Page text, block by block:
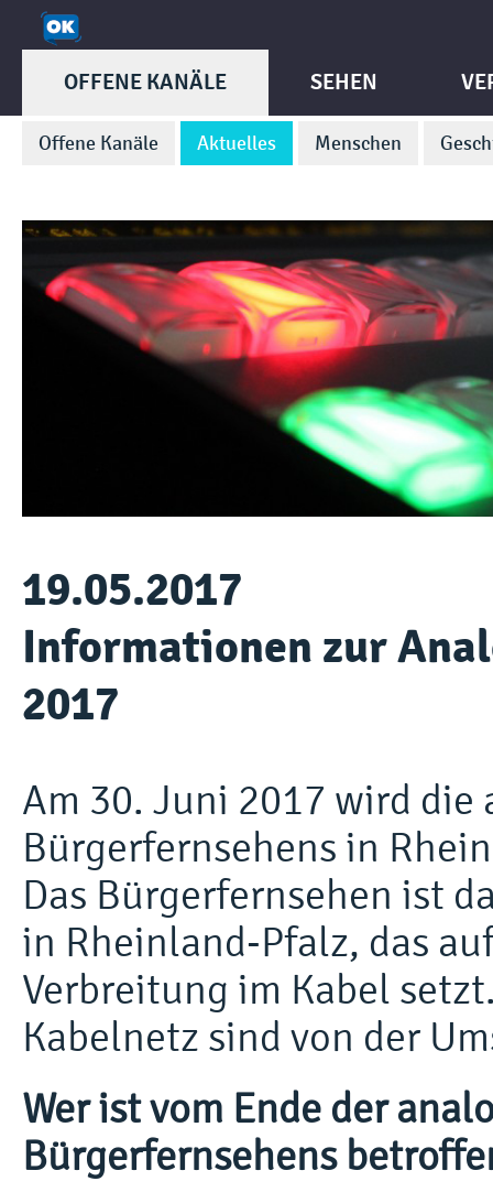
OFFENE KANÄLE
Offene Kanäle Aktuelles Menschen
SEHEN
19.05.2017
Informationen zur
2017
Am 30. Juni 2017 wird
Bürgerfernsehens in
Das Bürgerfernsehen ist
in Rheinland-Pfalz, das
Verbreitung im Kabel
Kabelnetz sind von der
Wer ist vom Ende der
Bürgerfernsehens